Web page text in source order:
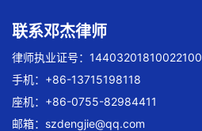
联系邓杰律师
律师执业证号：14403201810022100
手机：+86-13715198118
座机：+86-0755-82984411
邮箱： szdengjie@qq.com